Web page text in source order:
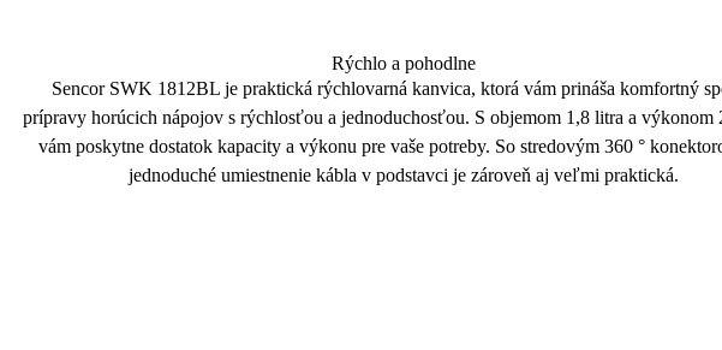
Rýchlo a pohodlne
Sencor SWK 1812BL je praktická rýchlovarná kanvica, ktorá vám prináša komfortný
prípravy horúcich nápojov s rýchlosťou a jednoduchosťou. S objemom 1,8 litra a výkonom
vám poskytne dostatok kapacity a výkonu pre vaše potreby. So stredovým 360 °
jednoduché umiestnenie kábla v podstavci je zároveň aj veľmi praktická.